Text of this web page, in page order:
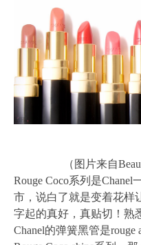
（图片来自
Rouge Coco系列是
市，说白了就是变着花样
字起的真好，真贴切！熟
Chanel的弹簧黑管是